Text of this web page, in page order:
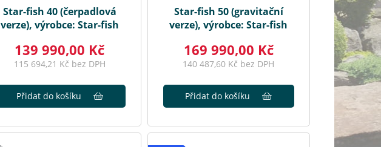
Star-fish 40 (čerpadlová
verze), výrobce: Star-fish
139 990,00 Kč
115 694,21 Kč bez DPH
Přidat do košíku
Star-fish 50 (gravitační
verze), výrobce: Star-fish
169 990,00 Kč
140 487,60 Kč bez DPH
Přidat do košíku